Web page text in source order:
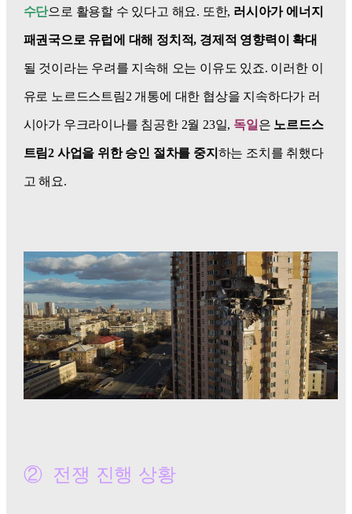
수단으로 활용할 수 있다고 해요. 또한, 러시아가 에너지
패권국으로 유럽에 대해 정치적, 경제적 영향력이 확대
될 것이라는 우려를 지속해 오는 이유도 있죠. 이러한 이
유로 노르드스트림2 개통에 대한 협상을 지속하다가 러
시아가 우크라이나를 침공한 2월 23일, 독일 은 노르드스
트림2 사업을 위한 승인 절차를 중지 하는 조치를 취했다
고 해요.
② 전쟁 진행 상황